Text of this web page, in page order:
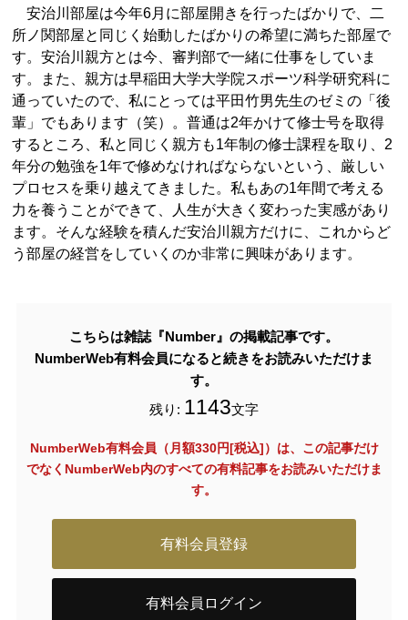
安治川部屋は今年6月に部屋開きを行ったばかりで、二
所ノ関部屋と同じく始動したばかりの希望に満ちた部屋で
す。安治川親方とは今、審判部で一緒に仕事をしていま
す。また、親方は早稲田大学大学院スポーツ科学研究科に
通っていたので、私にとっては平田竹男先生のゼミの「後
輩」でもあります（笑）。普通は2年かけて修士号を取得
するところ、私と同じく親方も1年制の修士課程を取り、2
年分の勉強を1年で修めなければならないという、厳しい
プロセスを乗り越えてきました。私もあの1年間で考える
力を養うことができて、人生が大きく変わった実感があり
ます。そんな経験を積んだ安治川親方だけに、これからど
う部屋の経営をしていくのか非常に興味があります。
こちらは雑誌『Number』の掲載記事です。
NumberWeb有料会員になると続きをお読みいただけま
す。
残り: 1143文字
NumberWeb有料会員（月額330円[税込]）は、この記事だけ
でなく NumberWeb内のすべての有料記事をお読みいただけま
す。
有料会員登録
有料会員ログイン